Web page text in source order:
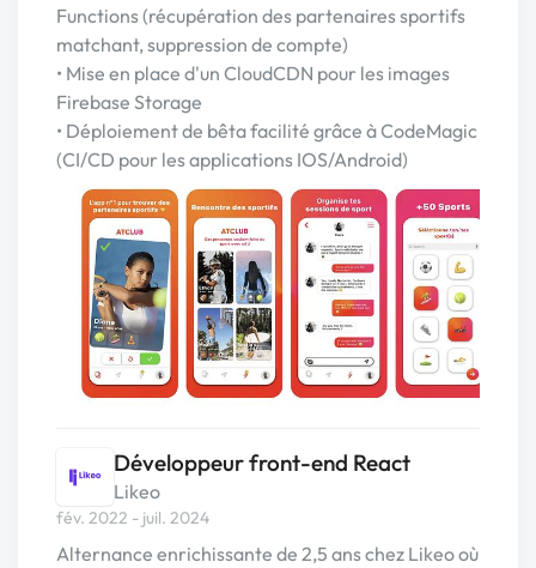
Functions (récupération des partenaires sportifs
matchant, suppression de compte)
• Mise en place d'un CloudCDN pour les images
Firebase Storage
• Déploiement de bêta facilité grâce à CodeMagic
(CI/CD pour les applications IOS/Android)
Développeur front-end React
Likeo
fév. 2022 - juil. 2024
Alternance enrichissante de 2,5 ans chez Likeo où